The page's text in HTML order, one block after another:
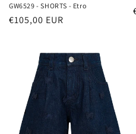
GW6529 - SHORTS - Etro
Prezzo
€105,00 EUR